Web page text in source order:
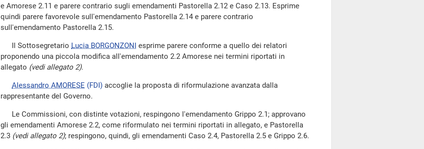
e Amorese 2.11 e parere contrario sugli emendamenti Pastorella 2.12 e Caso 2.13. Esprime
quindi parere favorevole sull'emendamento Pastorella 2.14 e parere contrario
sull'emendamento Pastorella 2.15.
Il Sottosegretario Lucia BORGONZONI esprime parere conforme a quello dei relatori
proponendo una piccola modifica all'emendamento 2.2 Amorese nei termini riportati in
allegato (vedi allegato 2).
Alessandro AMORESE (FDI) accoglie la proposta di riformulazione avanzata dalla
rappresentante del Governo.
Le Commissioni, con distinte votazioni, respingono l'emendamento Grippo 2.1; approvano
gli emendamenti Amorese 2.2, come riformulato nei termini riportati in allegato, e Pastorella
2.3 (vedi allegato 2); respingono, quindi, gli emendamenti Caso 2.4, Pastorella 2.5 e Grippo 2.6.